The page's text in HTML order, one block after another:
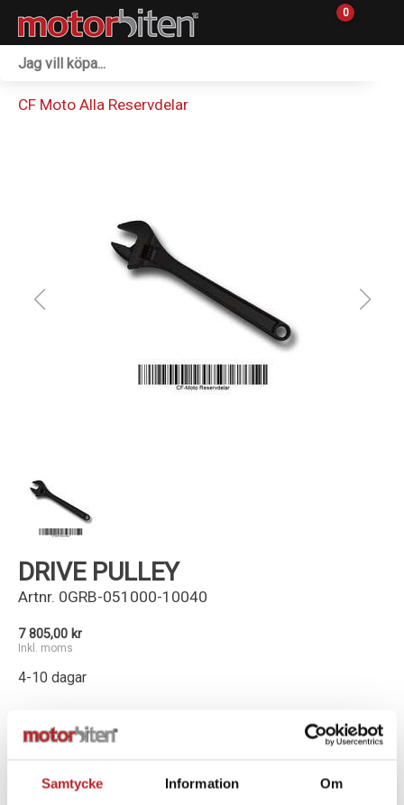
Samtycke Information Om
0
Reservdelar
Sprängskisser
CF Moto Alla Reservdelar
DRIVE PULLEY
Artnr. 0GRB-051000-10040
7 805,00 kr
Inkl. moms
4-10 dagar
- +